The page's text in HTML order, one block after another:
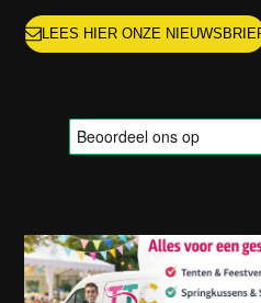
LEES HIER ONZE